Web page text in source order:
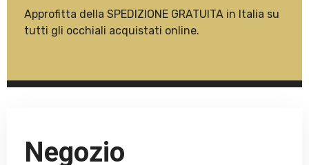
Approfitta della SPEDIZIONE GRATUITA in Italia su
tutti gli occhiali acquistati online.
Negozio